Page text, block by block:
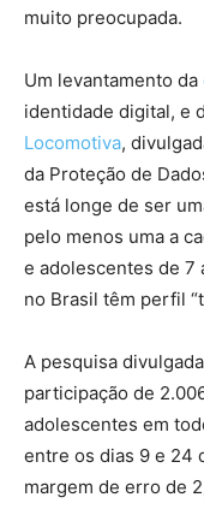
muito preocupada.
Um levantamento da
identidade digital, e
Locomotiva,
da Proteção de
está longe de ser
pelo menos uma a
e adolescentes de 7
no Brasil têm perfil
A pesquisa
participação de
adolescentes em
entre os dias 9 e 24
margem de erro de